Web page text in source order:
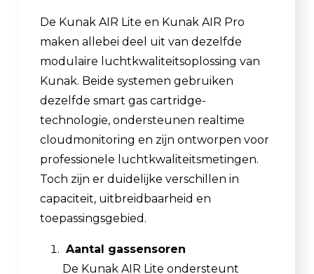
De Kunak AIR Lite en Kunak AIR Pro
maken allebei deel uit van dezelfde
modulaire luchtkwaliteitsoplossing van
Kunak. Beide systemen gebruiken
dezelfde smart gas cartridge-
technologie, ondersteunen realtime
cloudmonitoring en zijn ontworpen voor
professionele luchtkwaliteitsmetingen.
Toch zijn er duidelijke verschillen in
capaciteit, uitbreidbaarheid en
toepassingsgebied.
Aantal gassensoren
De Kunak AIR Lite ondersteunt